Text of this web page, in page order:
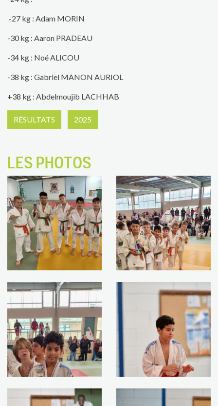
-27 kg : Adam MORIN
-30 kg : Aaron PRADEAU
-34 kg : Noé ALICOU
-38 kg : Gabriel MANON AURIOL
+38 kg : Abdelmoujib LACHHAB
RÉSULTATS 2025
LES PHOTOS